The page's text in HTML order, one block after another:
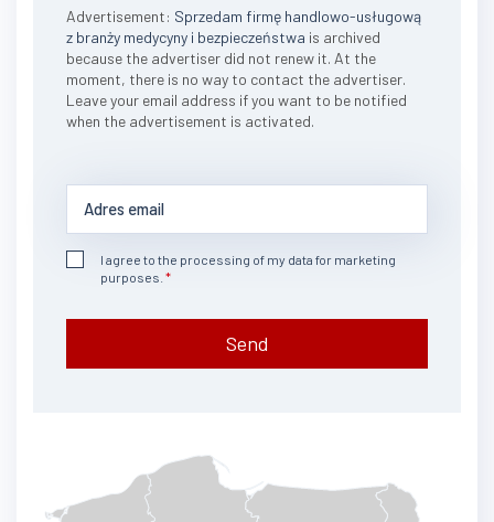
Advertisement: Sprzedam firmę handlowo-usługową
z branży medycyny i bezpieczeństwa is archived
because the advertiser did not renew it. At the
moment, there is no way to contact the advertiser.
Leave your email address if you want to be notified
when the advertisement is activated.
I agree to the processing of my data for marketing
purposes.
Send